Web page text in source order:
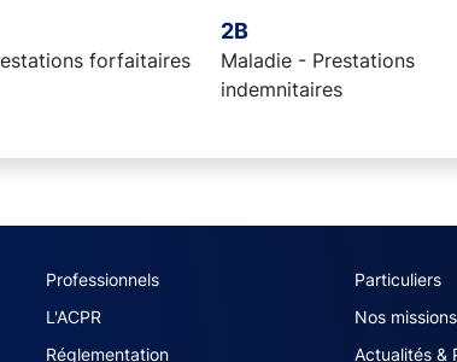
forfaitaires
2B
Maladie - Prestations
indemnitaires
ACPR site
Professionnels
Particuliers
L'ACPR
Nos missions
Réglementation
Actualités &